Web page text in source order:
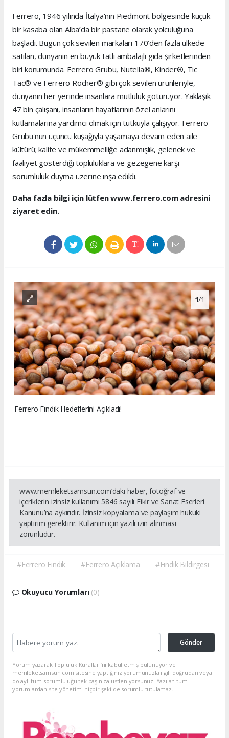
Ferrero, 1946 yılında İtalya'nın Piedmont bölgesinde küçük
bir kasaba olan Alba’da bir pastane olarak yolculuğuna
başladı. Bugün çok sevilen markaları 170’den fazla ülkede
satılan, dünyanın en büyük tatlı ambalajlı gıda şirketlerinden
biri konumunda. Ferrero Grubu, Nutella®, Kinder®, Tic
Tac® ve Ferrero Rocher® gibi çok sevilen ürünleriyle,
dünyanın her yerinde insanlara mutluluk götürüyor. Yaklaşık
47 bin çalışanı, insanların hayatlarının özel anlarını
kutlamalarına yardımcı olmak için tutkuyla çalışıyor. Ferrero
Grubu'nun üçüncü kuşağıyla yaşamaya devam eden aile
kültürü; kalite ve mükemmelliğe adanmışlık, gelenek ve
faaliyet gösterdiği topluluklara ve gezegene karşı
sorumluluk duyma üzerine inşa edildi.
Daha fazla bilgi için lütfen www.ferrero.com adresini
ziyaret edin.
1/1
Ferrero Fındık Hedeflerini Açıkladı!
www.memleketsamsun.com’daki haber, fotoğraf ve
içeriklerin izinsiz kullanımı 5846 sayılı Fikir ve Sanat Eserleri
Kanunu’na aykırıdır. İzinsiz kopyalama ve paylaşım hukuki
yaptırım gerektirir. Kullanım için yazılı izin alınması
zorunludur.
#Ferrero Fındık #Ferrero Açıklama #Fındık Bildirgesi
Okuyucu Yorumları (0)
Gönder
Yorum yazarak Topluluk Kuralları’nı kabul etmiş bulunuyor ve
memleketsamsun.com sitesine yaptığınız yorumunuzla ilgili doğrudan veya
dolaylı tüm sorumluluğu tek başınıza üstleniyorsunuz. Yazılan tüm
yorumlardan site yönetimi hiçbir şekilde sorumlu tutulamaz.